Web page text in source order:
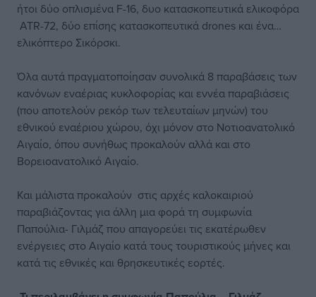
ήτοι δύο οπλισμένα F-16, δυο κατασκοπευτικά ελικοφόρα
ΑΤR-72, δύο επίσης κατασκοπευτικά drones και ένα…
ελικόπτερο Σικόρσκι.
Όλα αυτά πραγματοποίησαν συνολικά 8 παραβάσεις των
κανόνων εναέριας κυκλοφορίας και εννέα παραβιάσεις
(που αποτελούν ρεκόρ των τελευταίων μηνών) του
εθνικού εναέριου χώρου, όχι μόνον στο Νοτιοανατολικό
Αιγαίο, όπου συνήθως προκαλούν αλλά και στο
Βορειοανατολικό Αιγαίο.
Και μάλιστα προκαλούν στις αρχές καλοκαιριού
παραβιάζοντας για άλλη μια φορά τη συμφωνία
Παπούλια- Γιλμάζ που απαγορεύει τις εκατέρωθεν
ενέργειες στο Αιγαίο κατά τους τουριστικούς μήνες και
κατά τις εθνικές και θρησκευτικές εορτές.